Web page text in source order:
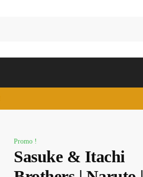
Promo !
Sasuke & Itachi